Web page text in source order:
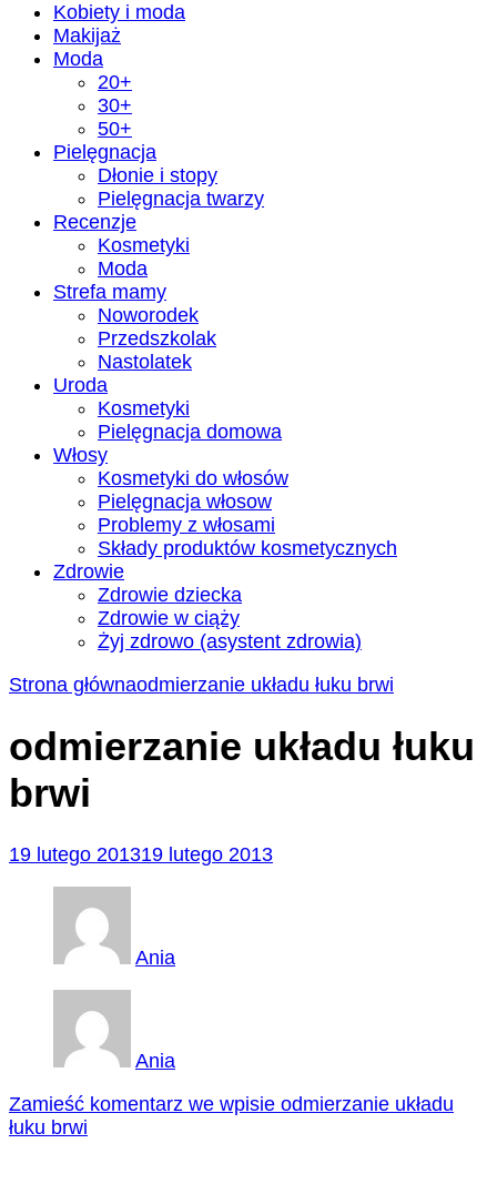
Kobiety i moda
Makijaż
Moda
20+
30+
50+
Pielęgnacja
Dłonie i stopy
Pielęgnacja twarzy
Recenzje
Kosmetyki
Moda
Strefa mamy
Noworodek
Przedszkolak
Nastolatek
Uroda
Kosmetyki
Pielęgnacja domowa
Włosy
Kosmetyki do włosów
Pielęgnacja włosow
Problemy z włosami
Składy produktów kosmetycznych
Zdrowie
Zdrowie dziecka
Zdrowie w ciąży
Żyj zdrowo (asystent zdrowia)
Strona głównaodmierzanie układu łuku brwi
odmierzanie układu łuku
brwi
19 lutego 201319 lutego 2013
Ania
Ania
Zamieść komentarz we wpisie odmierzanie układu
łuku brwi